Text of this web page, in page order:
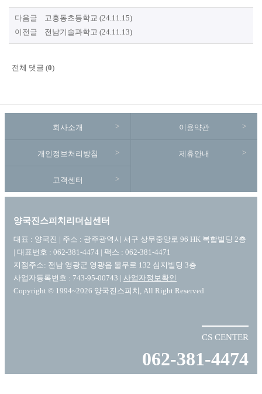
다음글 고흥동초등학교 (24.11.15)
이전글 전남기술과학고 (24.11.13)
전체 댓글 (0)
회사소개 이용약관
개인정보처리방침 제휴안내
고객센터
양국진스피치리더십센터
대표 : 양국진 | 주소 : 광주광역시 서구 상무중앙로 96 HK 복합빌딩 2층
| 대표번호 : 062-381-4474 | 팩스 : 062-381-4471
지점주소: 전남 영광군 영광읍 물무로 132 심지빌딩 3층
사업자등록번호 : 743-95-00743 | 사업자정보확인
Copyright © 1994~2026 양국진스피치, All Right Reserved
CS CENTER
062-381-4474